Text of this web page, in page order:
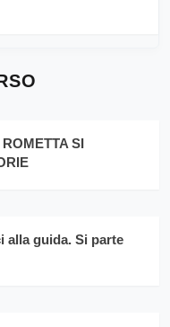
SI
alla guida. Si parte